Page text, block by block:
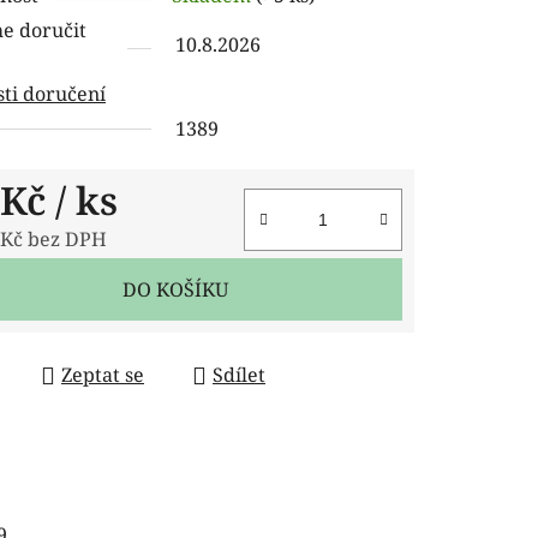
doručit
10.8.2026
doručení
1389
/ ks
bez DPH
DO KOŠÍKU
Zeptat se Sdílet